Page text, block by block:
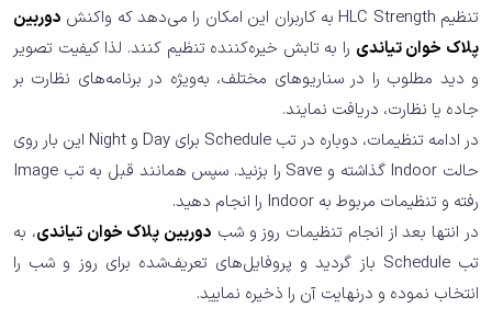
تنظیم HLC Strength به کاربران این امکان را می‌دهد که واکنش
دوربین
پلاک خوان تیاندی را به تابش خیره‌کننده تنظیم کنند. لذا کیفیت تصویر
و دید مطلوب را در سناریوهای مختلف، به‌ویژه در برنامه‌های نظارت بر
جاده یا نظارت، دریافت نمایند.
در ادامه تنظیمات، دوباره در تب Schedule برای Day و Night این بار روی
حالت Indoor گذاشته و Save را بزنید. سپس همانند قبل به تب Image
رفته و تنظیمات مربوط به Indoor را انجام دهید.
در انتها بعد از انجام تنظیمات روز و شب دوربین پلاک خوان تیاندی، به
تب Schedule باز گردید و پروفایل‌های تعریف‌شده برای روز و شب را
انتخاب نموده و درنهایت آن را ذخیره نمایید.